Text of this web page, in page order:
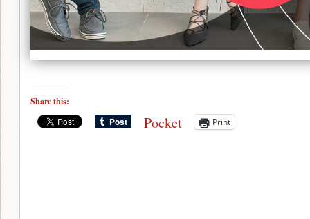
Share this:
Pocket Print